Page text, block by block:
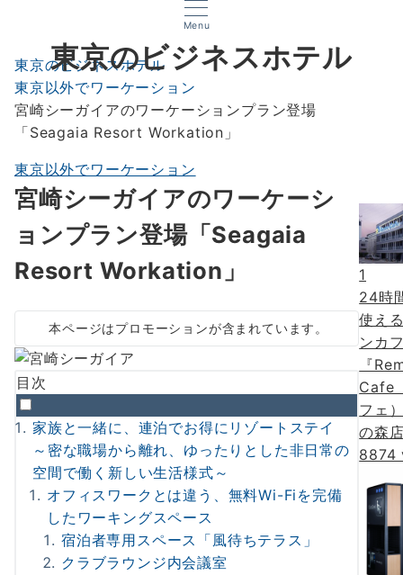
Menu
東京のビジネスホテル
東京のビジネスホテル
東京以外でワーケーション
宮崎シーガイアのワーケーションプラン登場
「Seagaia Resort Workation」
東京以外でワーケーション
宮崎シーガイアのワーケーシ
ョンプラン登場「Seagaia
Resort Workation」
本ページはプロモーションが含まれています。
目次
家族と一緒に、連泊でお得にリゾートステイ
～密な職場から離れ、ゆったりとした非日常の
空間で働く新しい生活様式～
オフィスワークとは違う、無料Wi-Fiを完備
したワーキングスペース
宿泊者専用スペース「風待ちテラス」
クラブラウンジ内会議室
1
24時
使え
ンカ
『
Cafe
フェ
の森
8874